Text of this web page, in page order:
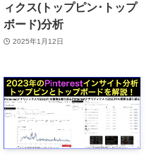
ィクス(トップピン･トップ
ボード)分析
2025年1月12日